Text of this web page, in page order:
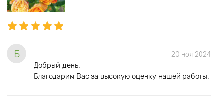
Б 20 ноя 2024
Добрый день.
Благодарим Вас за высокую оценку нашей работы.